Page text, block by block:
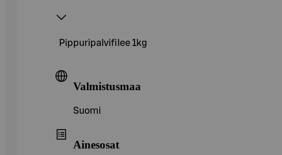
Pippuripalvifilee 1kg
Valmistusmaa
Suomi
Ainesosat